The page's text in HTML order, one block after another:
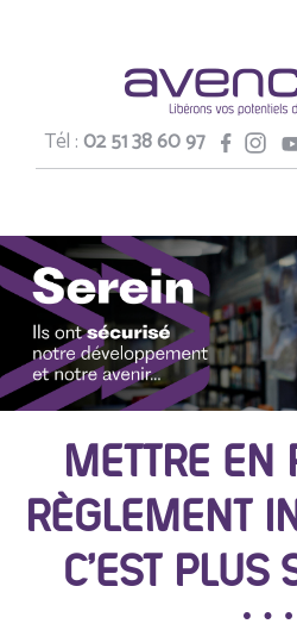
Tél :02 51 38 60 97
METTRE EN
RÈGLEMENT
C’EST